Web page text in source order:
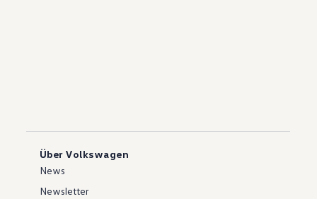
Über Volkswagen
News
Newsletter